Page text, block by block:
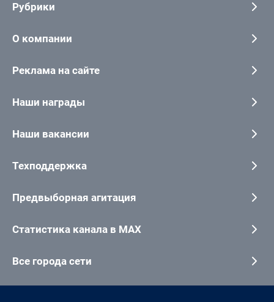
Рубрики
О компании
Реклама на сайте
Наши награды
Наши вакансии
Техподдержка
Предвыборная агитация
Статистика канала в MAX
Все города сети